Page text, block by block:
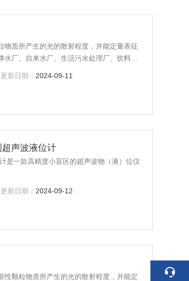
质所产生的光的散射程度，并能定量表征
水厂、自来水厂、生活污水处理厂、饮料
更新日期： 2024-09-11
声波液位计
是一款高精度小盲区的超声波物（液）位仪
更新日期： 2024-09-12
颗粒物质所产生的光的散射程度，并能定